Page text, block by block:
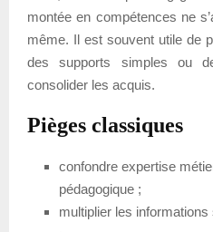
montée en compétences ne
même. Il est souvent utile de
des supports simples ou
consolider les acquis.
Pièges classiques
confondre expertise
pédagogique ;
multiplier les